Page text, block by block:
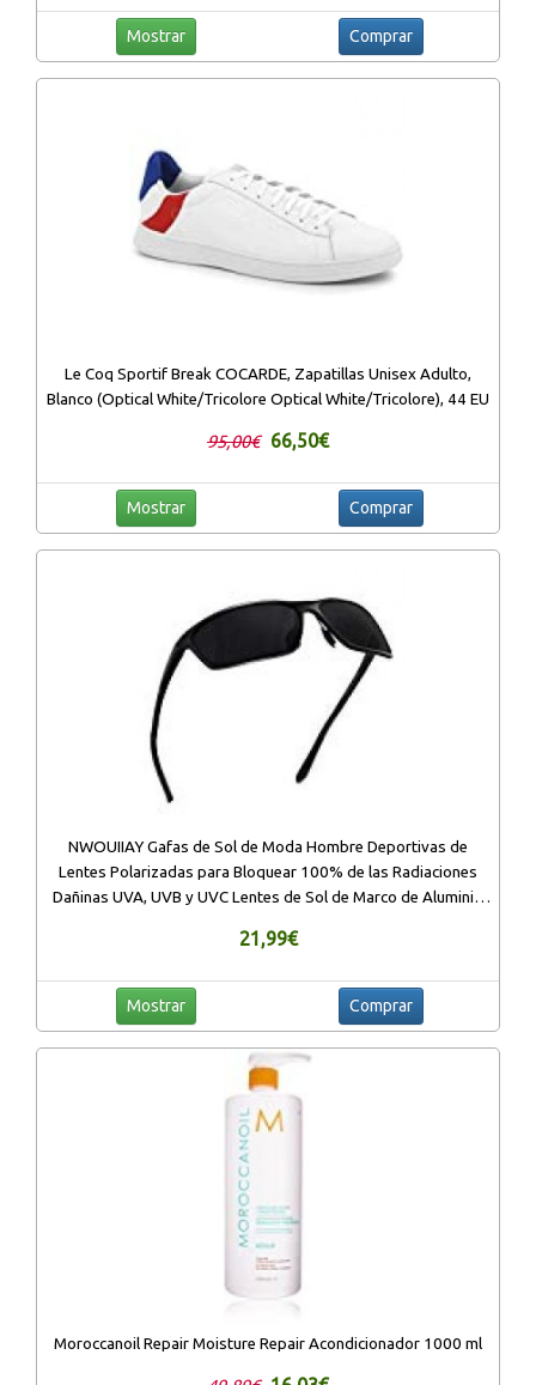
Mostrar Comprar
Le Coq Sportif Break COCARDE, Zapatillas Unisex Adulto,
Blanco (Optical White/Tricolore Optical White/Tricolore), 44 EU
95,00€ 66,50€
Mostrar Comprar
NWOUIIAY Gafas de Sol de Moda Hombre Deportivas de
Lentes Polarizadas para Bloquear 100% de las Radiaciones
Dañinas UVA, UVB y UVC Lentes de Sol de Marco de Aluminio
21,99€
Mostrar Comprar
Moroccanoil Repair Moisture Repair Acondicionador 1000 ml